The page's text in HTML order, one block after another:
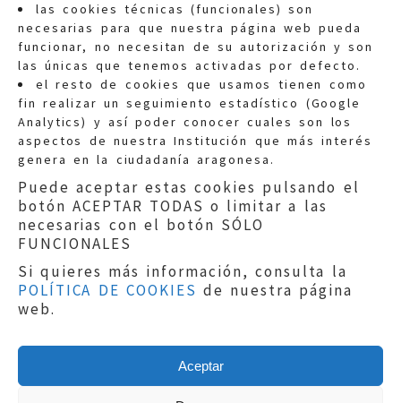
las cookies técnicas (funcionales) son
necesarias para que nuestra página web pueda
funcionar, no necesitan de su autorización y son
las únicas que tenemos activadas por defecto.
el resto de cookies que usamos tienen como
fin realizar un seguimiento estadístico (Google
Analytics) y así poder conocer cuales son los
aspectos de nuestra Institución que más interés
genera en la ciudadanía aragonesa.
Puede aceptar estas cookies pulsando el
botón ACEPTAR TODAS o limitar a las
necesarias con el botón SÓLO
FUNCIONALES
Si quieres más información, consulta la
POLÍTICA DE COOKIES de nuestra página
web.
Aceptar
Quejas:quejas@eljusticiadearagon.es
Información general:
informacion@eljusticiadearagon.es
Teléfonos:900 210 210/
Aviso legal|Política de privacidad|
Protección de Datos
Política de cookies
Copyright © 2019El Justicia de Aragón|